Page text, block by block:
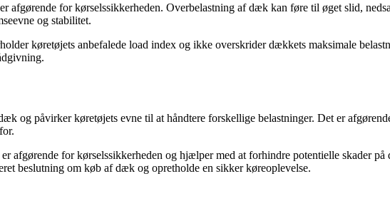
afgørende for kørselssikkerheden. Overbelastning af dæk kan føre til øget slid,
og stabilitet.
køretøjets anbefalede load index og ikke overskrider dækkets maksimale
og påvirker køretøjets evne til at håndtere forskellige belastninger. Det er
afgørende for kørselssikkerheden og hjælper med at forhindre potentielle skader
beslutning om køb af dæk og opretholde en sikker køreoplevelse.